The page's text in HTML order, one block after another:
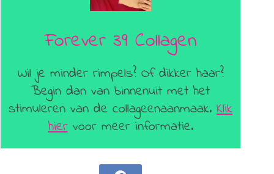
Forever 39 Collagen
Wil je minder rimpels? Of dikker haar?
Begin dan van binnenuit met het
stimuleren van de collageenaanmaak.Klik
hiervoor meer informatie.